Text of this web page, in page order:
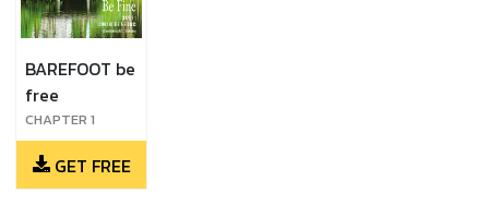
BAREFOOT be
free
CHAPTER 1
LUXURY HOTELS
& RESORTS
GET FREE